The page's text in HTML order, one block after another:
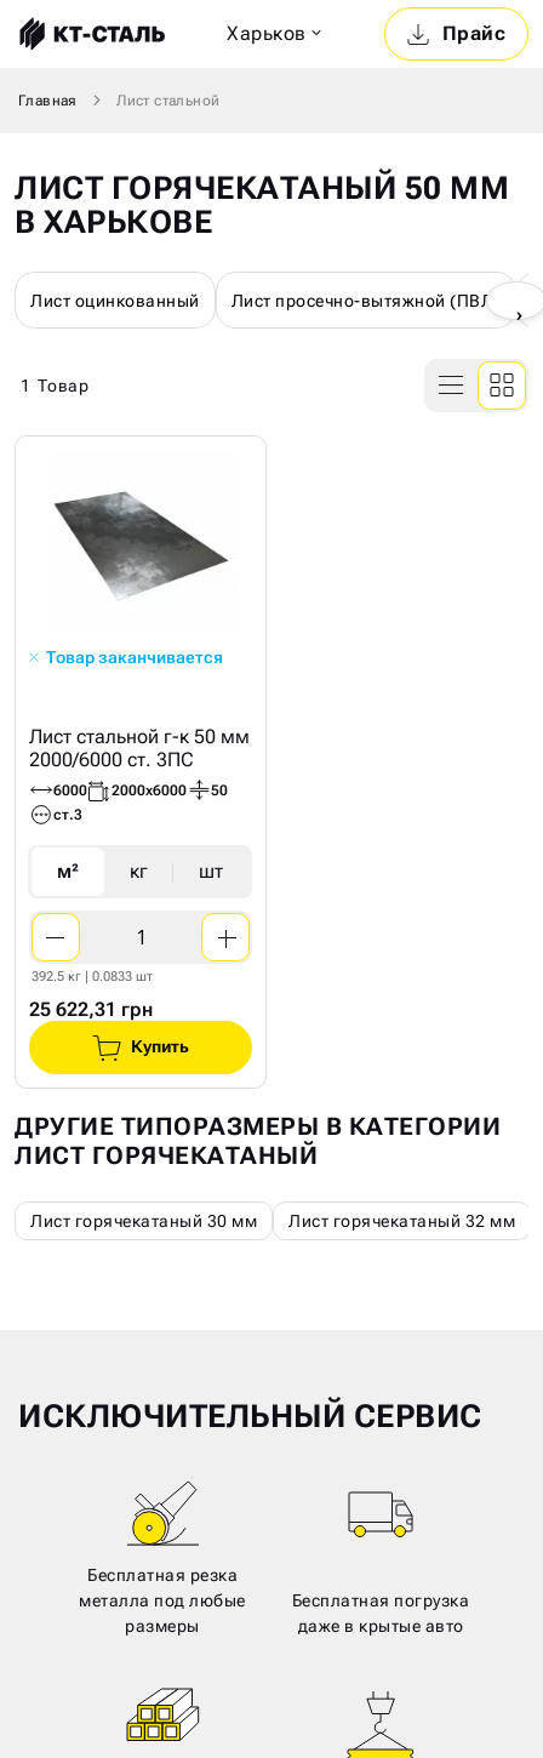
Прайс
Харьков
Главная Лист стальной
ЛИСТ ГОРЯЧЕКАТАНЫЙ 50 ММ
В ХАРЬКОВЕ
Лист оцинкованный Лист просечно-вытяжной (ПВЛ)
›
1 Товар
Товар заканчивается
Лист стальной г-к 50 мм
2000/6000 ст. 3ПС
6000 2000х6000
50
ст.3
м² кг шт
392.5 кг | 0.0833 шт
25 622,31 грн
Купить
ДРУГИЕ ТИПОРАЗМЕРЫ В КАТЕГОРИИ
ЛИСТ ГОРЯЧЕКАТАНЫЙ
Лист горячекатаный 30 мм Лист горячекатаный 32 мм
ИСКЛЮЧИТЕЛЬНЫЙ СЕРВИС
Бесплатная резка
металла под любые
размеры
Бесплатная погрузка
даже в крытые авто